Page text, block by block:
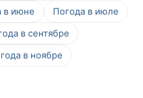
в июне
Погода в июле
в сентябре
в ноябре